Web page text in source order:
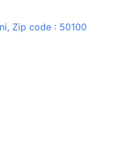
Zip code : 50100